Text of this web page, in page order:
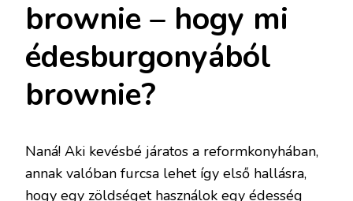
brownie – hogy mi
édesburgonyából
brownie?
Naná! Aki kevésbé járatos a reformkonyhában,
annak valóban furcsa lehet így első hallásra,
hogy egy zöldséget használok egy édesség